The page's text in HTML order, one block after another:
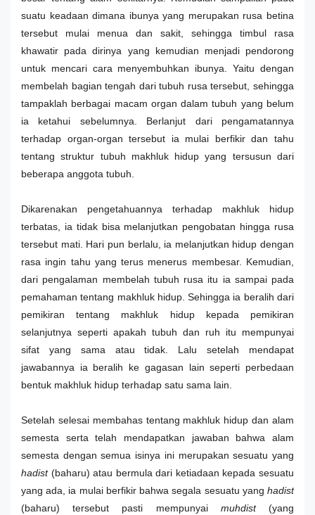
suatu keadaan dimana ibunya yang merupakan rusa betina
tersebut mulai menua dan sakit, sehingga timbul rasa
khawatir pada dirinya yang kemudian menjadi pendorong
untuk mencari cara menyembuhkan ibunya. Yaitu dengan
membelah bagian tengah dari tubuh rusa tersebut, sehingga
tampaklah berbagai macam organ dalam tubuh yang belum
ia ketahui sebelumnya. Berlanjut dari pengamatannya
terhadap organ-organ tersebut ia mulai berfikir dan tahu
tentang struktur tubuh makhluk hidup yang tersusun dari
beberapa anggota tubuh.
Dikarenakan pengetahuannya terhadap makhluk hidup
terbatas, ia tidak bisa melanjutkan pengobatan hingga rusa
tersebut mati. Hari pun berlalu, ia melanjutkan hidup dengan
rasa ingin tahu yang terus menerus membesar. Kemudian,
dari pengalaman membelah tubuh rusa itu ia sampai pada
pemahaman tentang makhluk hidup. Sehingga ia beralih dari
pemikiran tentang makhluk hidup kepada pemikiran
selanjutnya seperti apakah tubuh dan ruh itu mempunyai
sifat yang sama atau tidak. Lalu setelah mendapat
jawabannya ia beralih ke gagasan lain seperti perbedaan
bentuk makhluk hidup terhadap satu sama lain.
Setelah selesai membahas tentang makhluk hidup dan alam
semesta serta telah mendapatkan jawaban bahwa alam
semesta dengan semua isinya ini merupakan sesuatu yang
hadist(baharu) atau bermula dari ketiadaan kepada sesuatu
yang ada, ia mulai berfikir bahwa segala sesuatu yang hadist
(baharu) tersebut pasti mempunyai muhdist(yang